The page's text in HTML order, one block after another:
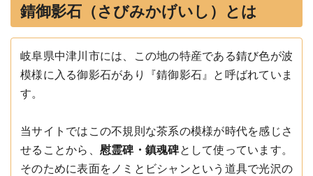
錆御影石（さびみかげいし）とは
岐阜県中津川市には、この地の特産である錆び色が波
模様に入る御影石があり『錆御影石』と呼ばれていま
す。
当サイトではこの不規則な茶系の模様が時代を感じさ
せることから、 慰霊碑・鎮魂碑として使っています。
そのために表面をノミとビシャンという道具で光沢の